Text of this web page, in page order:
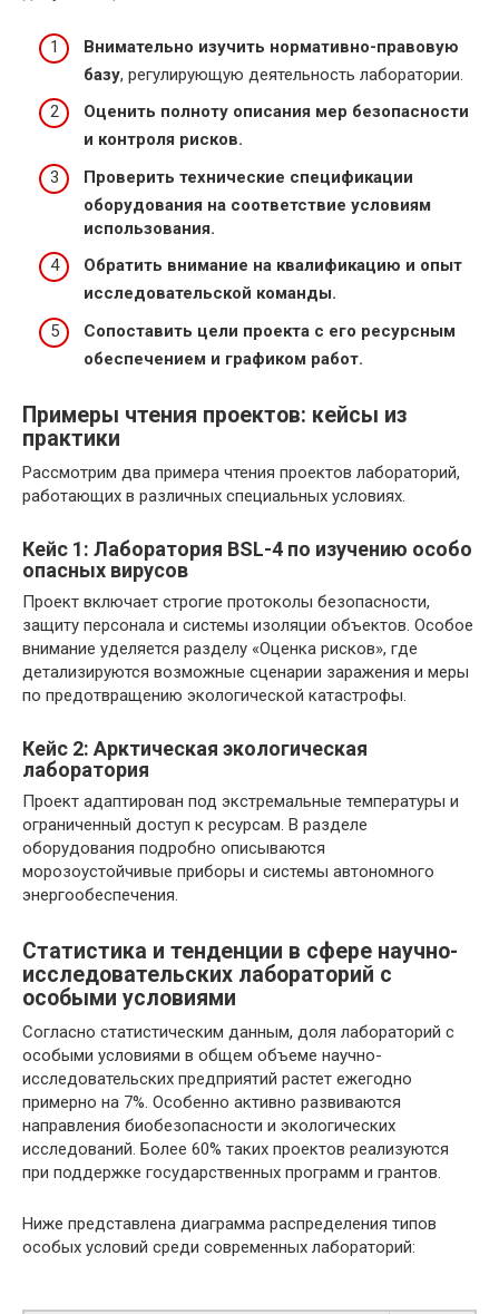
Внимательно изучить нормативно-правовую
базу, регулирующую деятельность лаборатории.
Оценить полноту описания мер безопасности
и контроля рисков.
Проверить технические спецификации
оборудования на соответствие условиям
использования.
Обратить внимание на квалификацию и опыт
исследовательской команды.
Сопоставить цели проекта с его ресурсным
обеспечением и графиком работ.
Примеры чтения проектов: кейсы из
практики
Рассмотрим два примера чтения проектов лабораторий,
работающих в различных специальных условиях.
Кейс 1: Лаборатория BSL-4 по изучению особо
опасных вирусов
Проект включает строгие протоколы безопасности,
защиту персонала и системы изоляции объектов. Особое
внимание уделяется разделу «Оценка рисков», где
детализируются возможные сценарии заражения и меры
по предотвращению экологической катастрофы.
Кейс 2: Арктическая экологическая
лаборатория
Проект адаптирован под экстремальные температуры и
ограниченный доступ к ресурсам. В разделе
оборудования подробно описываются
морозоустойчивые приборы и системы автономного
энергообеспечения.
Статистика и тенденции в сфере научно-
исследовательских лабораторий с
особыми условиями
Согласно статистическим данным, доля лабораторий с
особыми условиями в общем объеме научно-
исследовательских предприятий растет ежегодно
примерно на 7%. Особенно активно развиваются
направления биобезопасности и экологических
исследований. Более 60% таких проектов реализуются
при поддержке государственных программ и грантов.
Ниже представлена диаграмма распределения типов
особых условий среди современных лабораторий: